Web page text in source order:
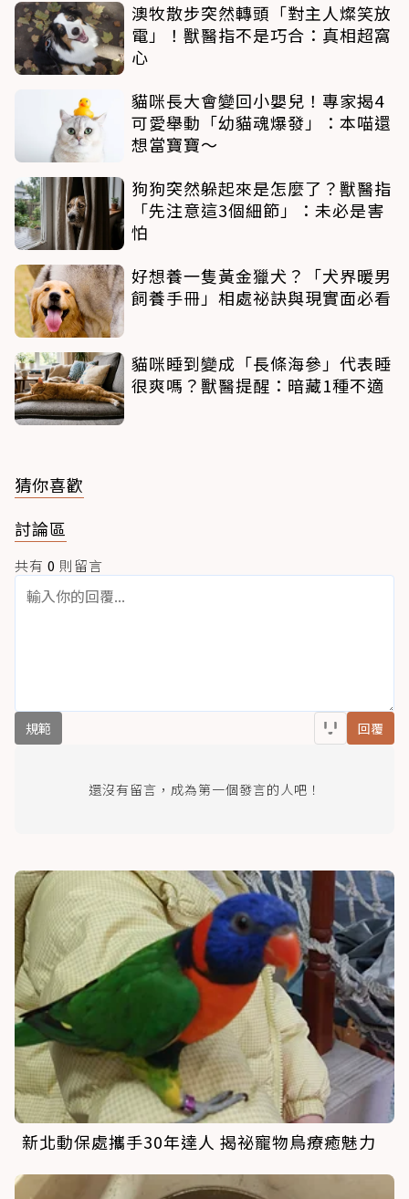
澳牧散步突然轉頭「對主人燦笑放
電」！獸醫指不是巧合：真相超窩
心
貓咪長大會變回小嬰兒！專家揭4
可愛舉動「幼貓魂爆發」：本喵還
想當寶寶～
狗狗突然躲起來是怎麼了？獸醫指
「先注意這3個細節」：未必是害
怕
好想養一隻黃金獵犬？「犬界暖男
飼養手冊」相處祕訣與現實面必看
貓咪睡到變成「長條海參」代表睡
很爽嗎？獸醫提醒：暗藏1種不適
猜你喜歡
討論區
共有 0 則留言
規範 回覆
還沒有留言，成為第一個發言的人吧！
新北動保處攜手30年達人 揭祕寵物鳥療癒魅力